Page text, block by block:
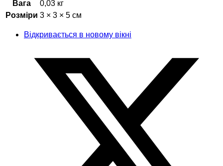
Вага
0,03 кг
Розміри 3 × 3 × 5 см
Відкривається в новому вікні